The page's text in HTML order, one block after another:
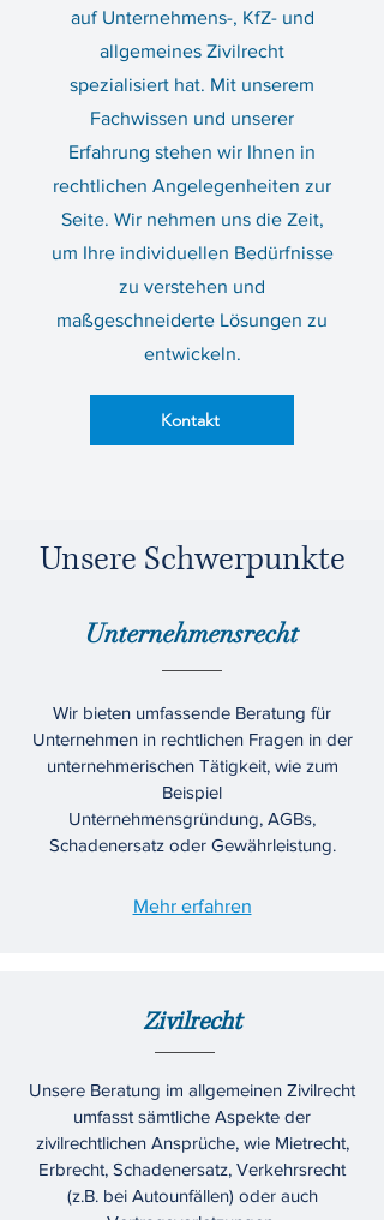
auf Unternehmens-, KfZ- und
allgemeines Zivilrecht
spezialisiert hat. Mit unserem
Fachwissen und unserer
Erfahrung stehen wir Ihnen in
rechtlichen Angelegenheiten zur
Seite. Wir nehmen uns die Zeit,
um Ihre individuellen Bedürfnisse
zu verstehen und
maßgeschneiderte Lösungen zu
entwickeln.
Kontakt
Unsere Schwerpunkte
Unternehmensrecht
Wir bieten umfassende Beratung für
Unternehmen in rechtlichen Fragen in der
unternehmerischen Tätigkeit, wie zum
Beispiel
Unternehmensgründung, AGBs,
Schadenersatz oder Gewährleistung.
Mehr erfahren
Zivilrecht
Unsere Beratung im allgemeinen Zivilrecht
umfasst sämtliche Aspekte der
zivilrechtlichen Ansprüche, wie Mietrecht,
Erbrecht, Schadenersatz, Verkehrsrecht
(z.B. bei Autounfällen) oder auch